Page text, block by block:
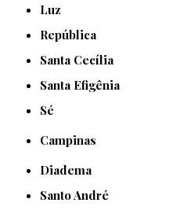
Luz
República
Santa Cecília
Santa Efigênia
Sé
Campinas
Diadema
Santo André